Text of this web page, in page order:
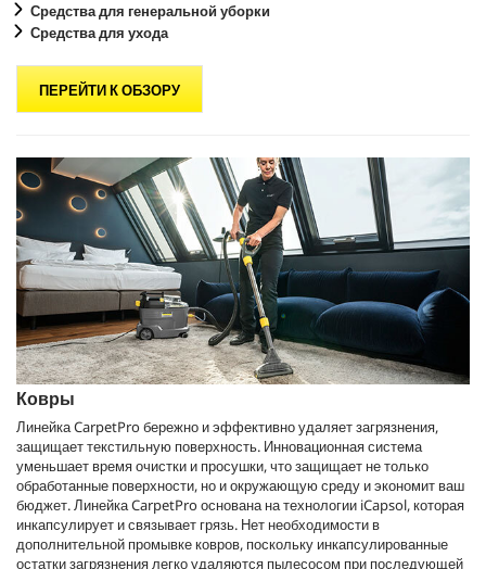
Средства для генеральной уборки
Средства для ухода
ПЕРЕЙТИ К ОБЗОРУ
Ковры
ЛинейкаCarpetProбережно и эффективно удаляет загрязнения,
защищает текстильную поверхность. Инновационная система
уменьшает время очистки и просушки, что защищает не только
обработанные поверхности, но и окружающую среду и экономит ваш
бюджет. ЛинейкаCarpetProоснована на технологии iCapsol, которая
инкапсулирует и связывает грязь. Нет необходимости в
дополнительной промывке ковров, поскольку инкапсулированные
остатки загрязнения легко удаляются пылесосом при последующей